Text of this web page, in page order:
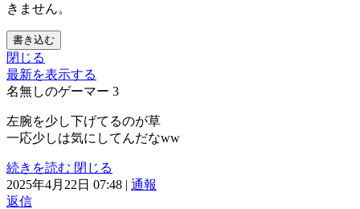
きません。
書き込む
閉じる
最新を表示する
名無しのゲーマー 3
左腕を少し下げてるのが草
一応少しは気にしてんだなww
続きを読む 閉じる
2025年4月22日 07:48 | 通報
返信